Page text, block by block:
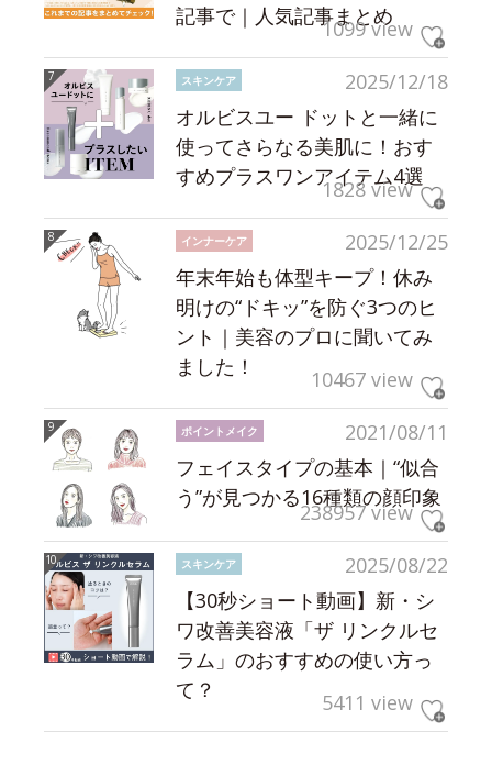
記事で｜人気記事まとめ
1099 view
2025/12/18
スキンケア
オルビスユー ドットと一緒に
使ってさらなる美肌に！おす
すめプラスワンアイテム4選
1828 view
2025/12/25
インナーケア
年末年始も体型キープ！休み
明けの“ドキッ”を防ぐ3つのヒ
ント｜美容のプロに聞いてみ
ました！
10467 view
2021/08/11
ポイントメイク
フェイスタイプの基本｜“似合
う”が見つかる16種類の顔印象
238957 view
2025/08/22
スキンケア
【30秒ショート動画】新・シ
ワ改善美容液「ザ リンクルセ
ラム」のおすすめの使い方っ
て？
5411 view